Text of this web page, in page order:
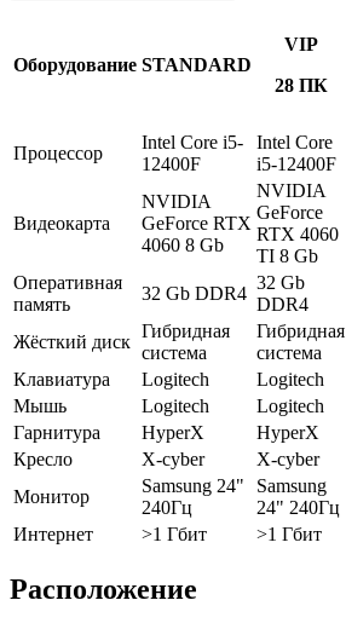
Оборудование STANDARD
VIP
28 ПК
Процессор
Intel Core i5-
12400F
Intel Core
i5-12400F
Видеокарта
NVIDIA
GeForce RTX
4060 8 Gb
NVIDIA
GeForce
RTX 4060
TI 8 Gb
Оперативная
память
32 Gb DDR4
32 Gb
DDR4
Жёсткий диск
Гибридная
система
Гибридная
система
Клавиатура
Logitech Logitech
Мышь
Logitech Logitech
Гарнитура
HyperX HyperX
Кресло
X-cyber X-cyber
Монитор
Samsung 24"
240Гц
Samsung
24" 240Гц
Интернет
>1 Гбит >1 Гбит
Расположение